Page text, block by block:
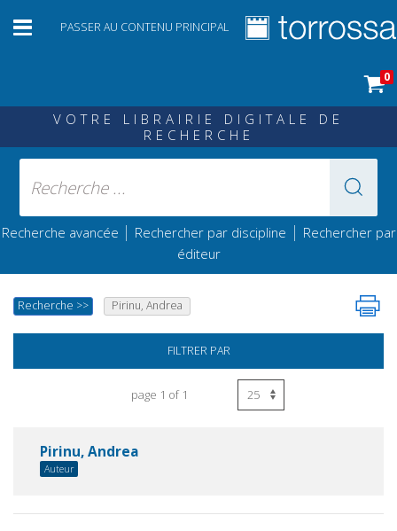
PASSER AU CONTENU PRINCIPAL
0
VOTRE LIBRAIRIE DIGITALE DE
RECHERCHE
Recherche avancée | Rechercher par discipline | Rechercher par
éditeur
Recherche >> Pirinu, Andrea
FILTRER PAR
page 1 of 1
Pirinu, Andrea
Auteur